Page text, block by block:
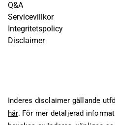
Q&A
Servicevillkor
Integritetspolicy
Disclaimer
Inderes disclaimer gällande
här. För mer detaljerad